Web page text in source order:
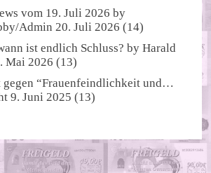
vom 19. Juli 2026 by
Admin 20. Juli 2026 (14)
ist endlich Schluss? byHarald
Mai 2026 (13)
gegen “Frauenfeindlichkeit und…
9. Juni 2025 (13)